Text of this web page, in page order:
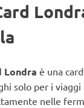
Londra è una
solo per i viaggi
nelle